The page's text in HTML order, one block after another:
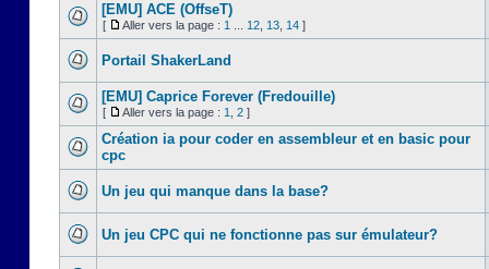
[EMU] ACE (OffseT)
[ Aller vers la page : 1 12 13 14 ]
Portail ShakerLand
[EMU] Caprice Forever (Fredouille)
[ Aller vers la page : 1 2 ]
Création ia pour coder en assembleur et en basic pour
cpc
Un jeu qui manque dans la base?
Un jeu CPC qui ne fonctionne pas sur émulateur?